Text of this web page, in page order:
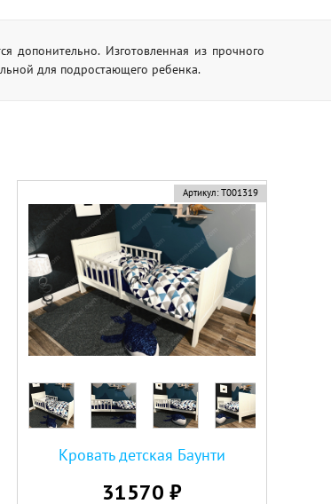
допонительно. Изготовленная из прочного
для подростающего ребенка.
Артикул: Т001319
Кровать детская Баунти
31570 ₽